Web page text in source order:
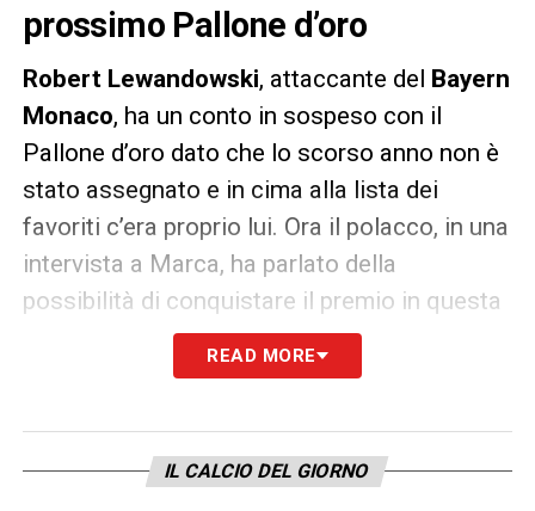
prossimo Pallone d’oro
Robert Lewandowski, attaccante del Bayern
Monaco, ha un conto in sospeso con il
Pallone d’oro dato che lo scorso anno non è
stato assegnato e in cima alla lista dei
favoriti c’era proprio lui. Ora il polacco, in una
intervista a Marca, ha parlato della
possibilità di conquistare il premio in questa
quello che continuo a fare. Se posso ancora
vincere il Pallone d’Oro? I miei risultati
READ MORE
IL CALCIO DEL GIORNO